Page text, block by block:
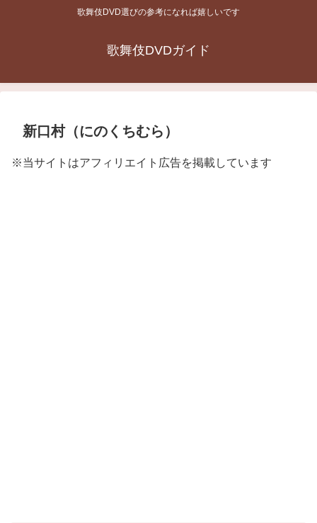
歌舞伎DVD選びの参考になれば嬉しいです
歌舞伎DVDガイド
新口村（にのくちむら）
※当サイトはアフィリエイト広告を掲載しています